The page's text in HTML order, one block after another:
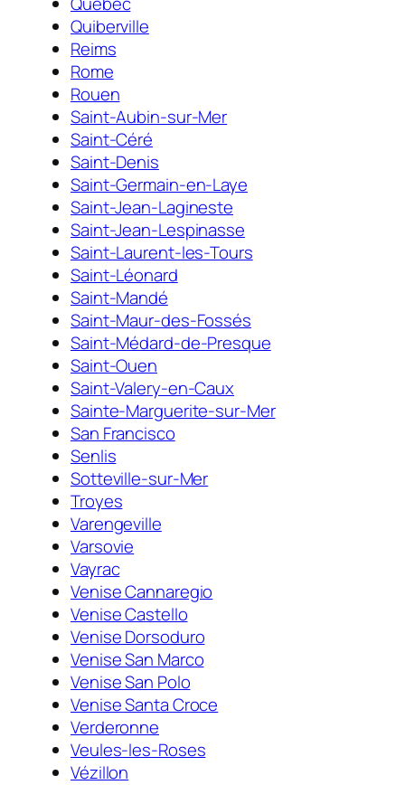
Quiberville
Reims
Rome
Rouen
Saint-Aubin-sur-Mer
Saint-Céré
Saint-Denis
Saint-Germain-en-Laye
Saint-Jean-Lagineste
Saint-Jean-Lespinasse
Saint-Laurent-les-Tours
Saint-Léonard
Saint-Mandé
Saint-Maur-des-Fossés
Saint-Médard-de-Presque
Saint-Ouen
Saint-Valery-en-Caux
Sainte-Marguerite-sur-Mer
San Francisco
Senlis
Sotteville-sur-Mer
Troyes
Varengeville
Varsovie
Vayrac
Venise Cannaregio
Venise Castello
Venise Dorsoduro
Venise San Marco
Venise San Polo
Venise Santa Croce
Verderonne
Veules-les-Roses
Vézillon